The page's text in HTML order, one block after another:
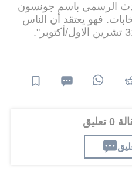
الرسمي باسم جونسون
فهو يعتقد أن الناس